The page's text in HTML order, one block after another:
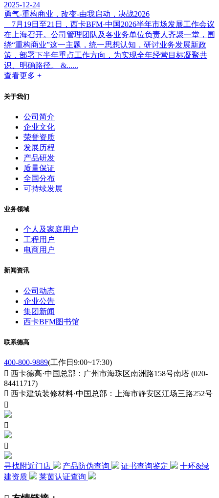
2025-12-24
勇气-重构商业，改变-由我启动，决战2026
7月19日至21日，西卡BFM·中国2026半年市场发展工作会议
在上海召开。公司管理团队及各业务单位负责人齐聚一堂，围
绕“重构商业”这一主题，统一思想认知，研讨业务发展新政
策，部署下半年重点工作方向，为实现全年经营目标凝聚共
识、明确路径。 &......
查看更多 +
关于我们
公司简介
企业文化
荣誉资质
发展历程
产品研发
质量保证
全国分布
可持续发展
业务领域
个人及家庭用户
工程用户
电商用户
新闻资讯
公司动态
企业公告
集团新闻
西卡BFM图书馆
联系德高
400-800-9889(工作日9:00~17:30)
 西卡德高·中国总部：广州市海珠区南洲路158号南塔 (020-
84411717)
 西卡建筑装修材料·中国总部：上海市静安区江场三路252号



寻找附近门店 产品防伪查询 证书查询鉴定
十环&绿
建资质
莱茵认证查询